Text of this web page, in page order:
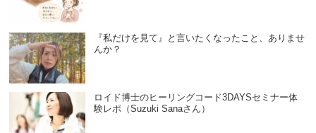
『私だけを見て』と言いたくなったこと、ありませ
んか？
ロイド博士のヒーリングコード3DAYSセミナー体
験レポ（Suzuki Sanaさん）